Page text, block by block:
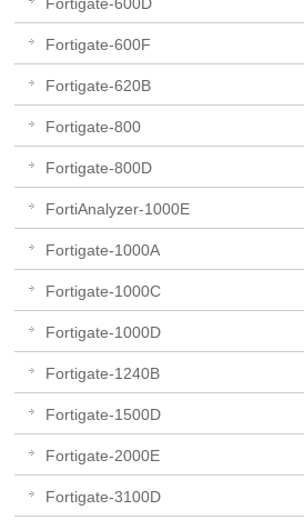
Fortigate-600D
Fortigate-600F
Fortigate-620B
Fortigate-800
Fortigate-800D
FortiAnalyzer-1000E
Fortigate-1000A
Fortigate-1000C
Fortigate-1000D
Fortigate-1240B
Fortigate-1500D
Fortigate-2000E
Fortigate-3100D